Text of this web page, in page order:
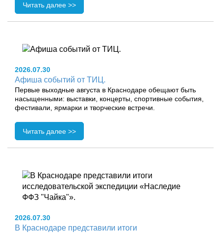
Читать далее >>
2026.07.30
Афиша событий от ТИЦ.
Первые выходные августа в Краснодаре обещают быть
насыщенными: выставки, концерты, спортивные события,
фестивали, ярмарки и творческие встречи.
Читать далее >>
2026.07.30
В Краснодаре представили итоги